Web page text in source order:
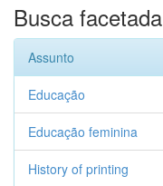
Busca facetada
Assunto
Educação
Educação feminina
History of printing